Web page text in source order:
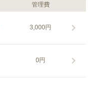
管理費
3,000円
0円